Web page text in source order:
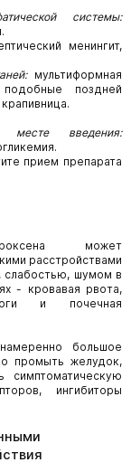
системы:
менингит,
мультиформная
подобные поздней
введения:
прием препарата
может
расстройствами
слабостью, шумом в
- кровавая рвота,
и почечная
большое
промыть желудок,
симптоматическую
ингибиторы